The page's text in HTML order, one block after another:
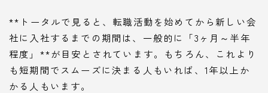
**トータルで見ると、転職活動を始めてから新しい会
社に入社するまでの期間は、一般的に「3ヶ月～半年
程度」**が目安とされています。もちろん、これより
も短期間でスムーズに決まる人もいれば、1年以上か
かる人もいます。